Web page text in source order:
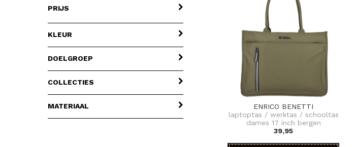
Underseaters
PRIJS
KLEUR
DOELGROEP
COLLECTIES
MATERIAAL
ENRICO BENETTI
laptoptas / werktas / schooltas
dames 17 inch bergen
39,95